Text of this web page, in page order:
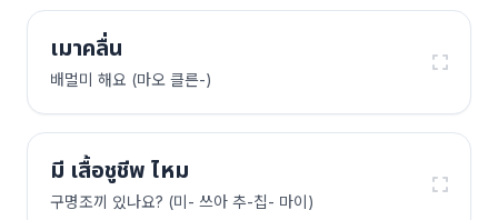
เมาคลื่น
배멀미 해요 (마오 클른-)
มี เสื้อชูชีพ ไหม
구명조끼 있나요? (미- 쓰아 추-칩- 마이)